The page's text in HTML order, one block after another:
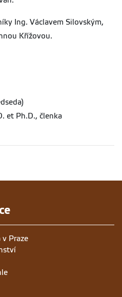
Ing. Václavem Silovským,
Křížovou.
et Ph.D., členka
v Praze